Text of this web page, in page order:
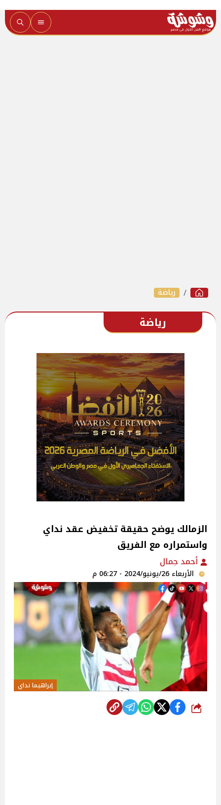
رياضة
رياضة
الزمالك يوضح حقيقة تخفيض عقد نداي
واستمراره مع الفريق‎
أحمد جمال
الأربعاء 26/يونيو/2024 - 06:27 م
إبراهيما نداي
شارك